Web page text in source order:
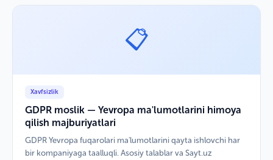
📋
Xavfsizlik
GDPR moslik — Yevropa ma'lumotlarini himoya
qilish majburiyatlari
GDPR Yevropa fuqarolari ma'lumotlarini qayta ishlovchi har
bir kompaniyaga taalluqli. Asosiy talablar va Sayt.uz